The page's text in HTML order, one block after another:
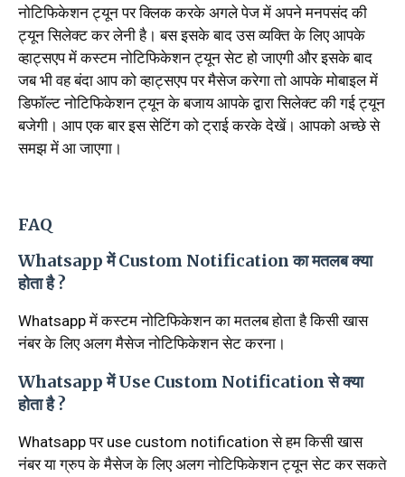
नोटिफिकेशन ट्यून पर क्लिक करके अगले पेज में अपने मनपसंद की
ट्यून सिलेक्ट कर लेनी है। बस इसके बाद उस व्यक्ति के लिए आपके
व्हाट्सएप में कस्टम नोटिफिकेशन ट्यून सेट हो जाएगी और इसके बाद
जब भी वह बंदा आप को व्हाट्सएप पर मैसेज करेगा तो आपके मोबाइल में
डिफॉल्ट नोटिफिकेशन ट्यून के बजाय आपके द्वारा सिलेक्ट की गई ट्यून
बजेगी। आप एक बार इस सेटिंग को ट्राई करके देखें। आपको अच्छे से
समझ में आ जाएगा।
FAQ
Whatsapp में Custom Notification का मतलब क्या
होता है ?
Whatsapp में कस्टम नोटिफिकेशन का मतलब होता है किसी खास
नंबर के लिए अलग मैसेज नोटिफिकेशन सेट करना।
Whatsapp में Use Custom Notification से क्या
होता है ?
Whatsapp पर use custom notification से हम किसी खास
नंबर या ग्रुप के मैसेज के लिए अलग नोटिफिकेशन ट्यून सेट कर सकते